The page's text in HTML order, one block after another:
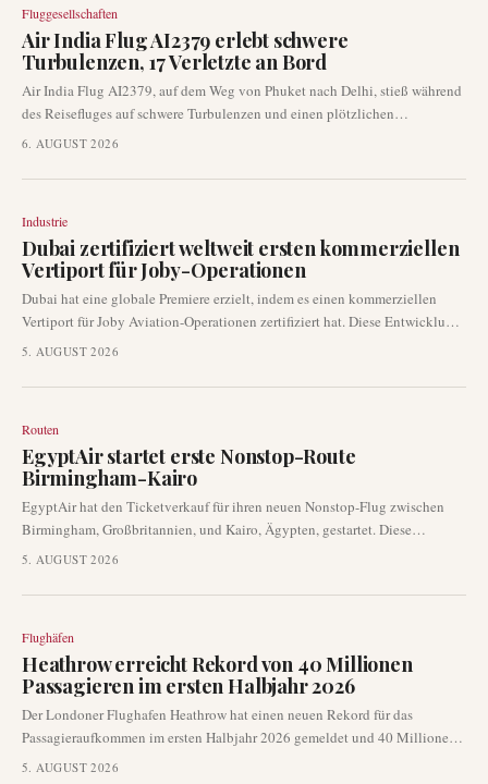
challenges for the airline.
Fluggesellschaften
Air India Flug AI2379 erlebt schwere
Turbulenzen, 17 Verletzte an Bord
Air India Flug AI2379, auf dem Weg von Phuket nach Delhi, stieß während
des Reisefluges auf schwere Turbulenzen und einen plötzlichen
Höhenverlust. Der Vorfall führte zu Verletzungen bei 13 Passagieren und
umfassende Untersuchung des Ereignisses eingeleitet.
6. AUGUST 2026
Industrie
Dubai zertifiziert weltweit ersten kommerziellen
Vertiport für Joby-Operationen
Dubai hat eine globale Premiere erzielt, indem es einen kommerziellen
Vertiport für Joby Aviation-Operationen zertifiziert hat. Diese Entwicklung
stellt einen entscheidenden Fortschritt für den Sektor der fortschrittlichen
in die zertifizierte Betriebsreife. Die Zertifizierung wird voraussichtlich die
5. AUGUST 2026
Routen
EgyptAir startet erste Nonstop-Route
Birmingham-Kairo
EgyptAir hat den Ticketverkauf für ihren neuen Nonstop-Flug zwischen
Birmingham, Großbritannien, und Kairo, Ägypten, gestartet. Diese
Entwicklung stellt die erste direkte Flugverbindung zwischen den beiden
Streckennetzes der Fluggesellschaft, die auch die Aufnahme von Sansibar
5. AUGUST 2026
Flughäfen
Heathrow erreicht Rekord von 40 Millionen
Passagieren im ersten Halbjahr 2026
Der Londoner Flughafen Heathrow hat einen neuen Rekord für das
Passagieraufkommen im ersten Halbjahr 2026 gemeldet und 40 Millionen
Reisende abgefertigt. Dieser bedeutende Meilenstein unterstreicht die
5. AUGUST 2026